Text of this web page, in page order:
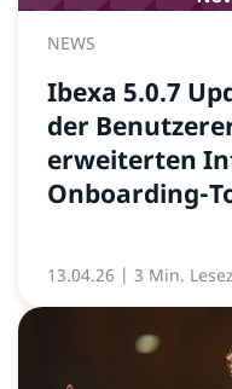
NEWS
Ibexa 5.0.7
der
erweiterten
Onboarding-
13.04.26 | 3 Min.